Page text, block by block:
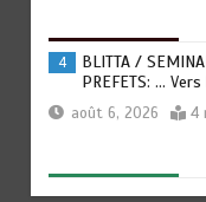
4
BLITTA /
PREFETS: …
août 6, 2026 4
5
RECHERCHE ET